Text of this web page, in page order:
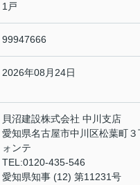
1戸
99947666
2026年08月24日
貝沼建設株式会社 中川支店
愛知県名古屋市中川区松葉町
ォンテ
TEL:0120-435-546
愛知県知事 (12) 第11231号